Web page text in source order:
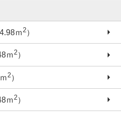
ｍ2）
ｍ2）
2）
ｍ2）